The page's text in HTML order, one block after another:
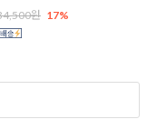
원 17%